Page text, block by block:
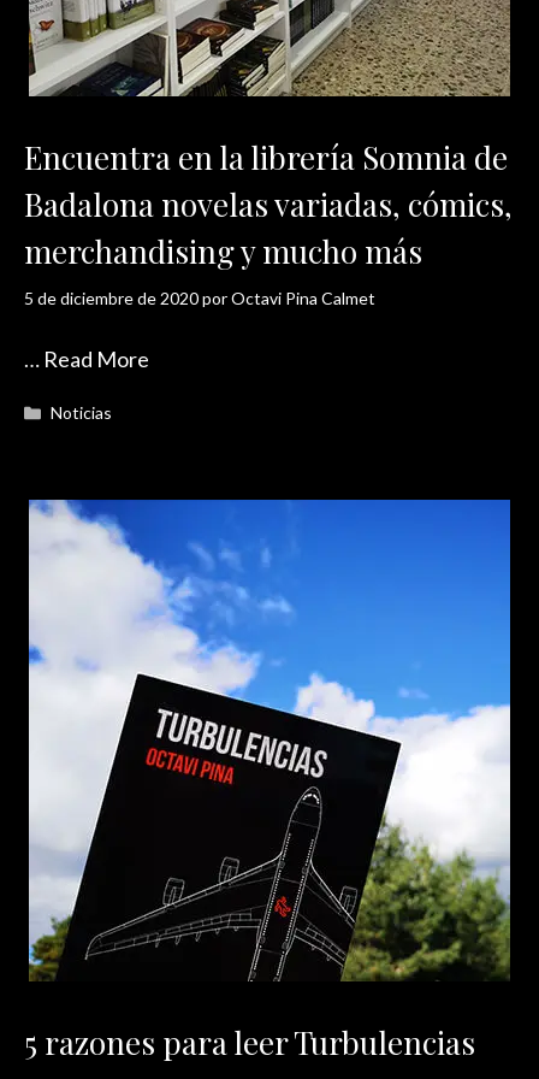
Encuentra en la librería Somnia de
Badalona novelas variadas, cómics,
merchandising y mucho más
5 de diciembre de 2020porOctavi Pina Calmet
… Read More
Categorías
Noticias
5 razones para leer Turbulencias